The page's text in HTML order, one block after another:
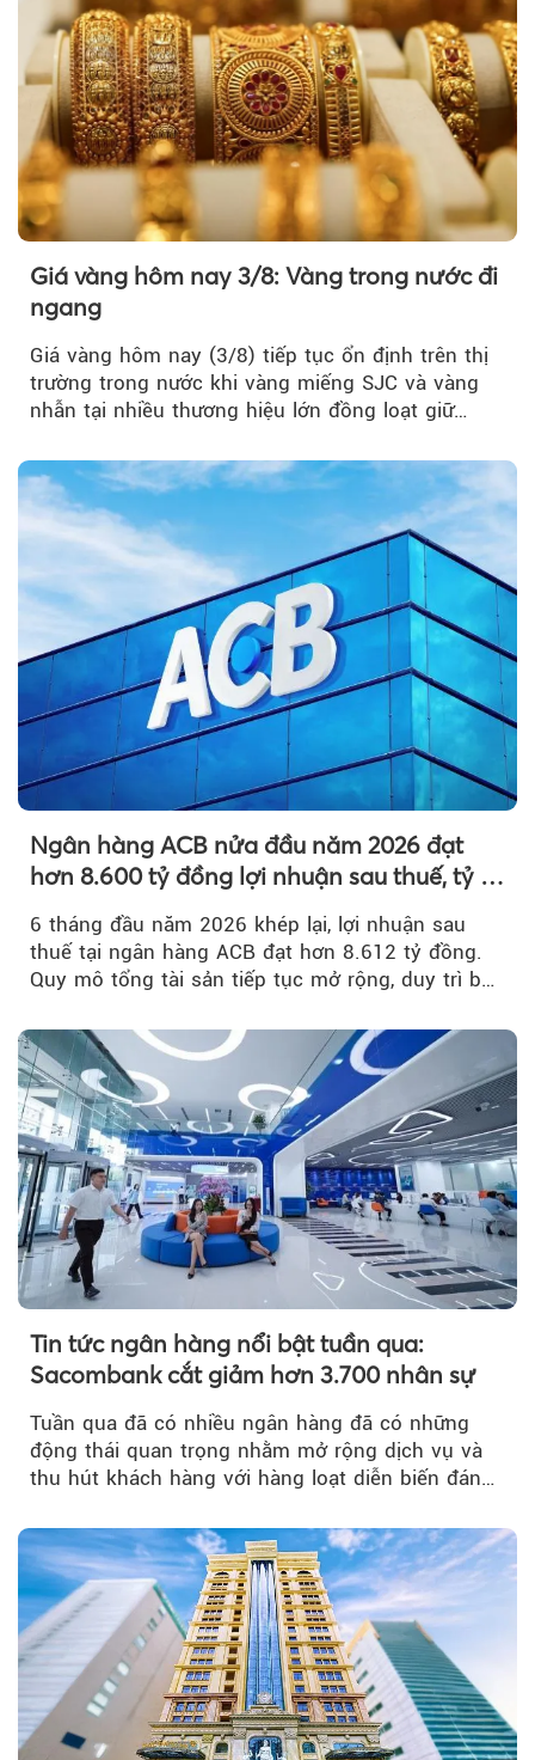
Giá vàng hôm nay 3/8: Vàng trong nước đi
ngang
Giá vàng hôm nay (3/8) tiếp tục ổn định trên thị
trường trong nước khi vàng miếng SJC và vàng
nhẫn tại nhiều thương hiệu lớn đồng loạt giữ
Ngân hàng ACB nửa đầu năm 2026 đạt
hơn 8.600 tỷ đồng lợi nhuận sau thuế, tỷ lệ
6 tháng đầu năm 2026 khép lại, lợi nhuận sau
thuế tại ngân hàng ACB đạt hơn 8.612 tỷ đồng.
Quy mô tổng tài sản tiếp tục mở rộng, duy trì bộ
Tin tức ngân hàng nổi bật tuần qua:
Sacombank cắt giảm hơn 3.700 nhân sự
Tuần qua đã có nhiều ngân hàng đã có những
động thái quan trọng nhằm mở rộng dịch vụ và
thu hút khách hàng với hàng loạt diễn biến đáng